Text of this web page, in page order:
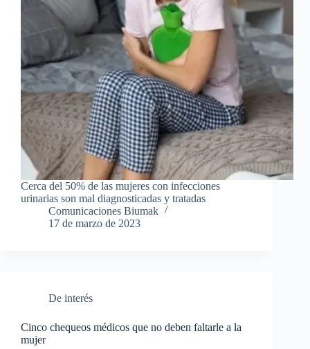
Cerca del 50% de las mujeres con infecciones
urinarias son mal diagnosticadas y tratadas
Comunicaciones Biumak
17 de marzo de 2023
De interés
Cinco chequeos médicos que no deben faltarle a la
mujer